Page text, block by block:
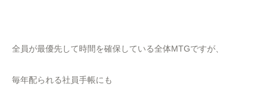
全員が最優先して時間を確保している全体MTGですが、
毎年配られる社員手帳にも